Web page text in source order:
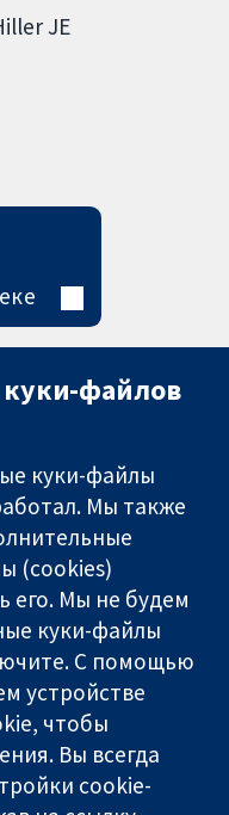
JE
Связаться с
нами
Новости
Пресс-
служба
О нас
Работа
Cochrane
файлов
куки-файлы
Мы также
(cookies)
его. Мы не будем
куки-файлы
С помощью
устройстве
чтобы
Вы всегда
cookie-